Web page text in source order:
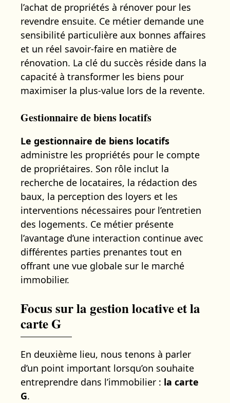
l’achat de propriétés à rénover pour les
revendre ensuite. Ce métier demande une
sensibilité particulière aux bonnes affaires
et un réel savoir-faire en matière de
rénovation. La clé du succès réside dans la
capacité à transformer les biens pour
maximiser la plus-value lors de la revente.
Gestionnaire de biens locatifs
Le gestionnaire de biens locatifs
administre les propriétés pour le compte
de propriétaires. Son rôle inclut la
recherche de locataires, la rédaction des
baux, la perception des loyers et les
interventions nécessaires pour l’entretien
des logements. Ce métier présente
l’avantage d’une interaction continue avec
différentes parties prenantes tout en
offrant une vue globale sur le marché
immobilier.
Focus sur la gestion locative et la
carte G
En deuxième lieu, nous tenons à parler
d’un point important lorsqu’on souhaite
entreprendre dans l’immobilier : la carte
G.